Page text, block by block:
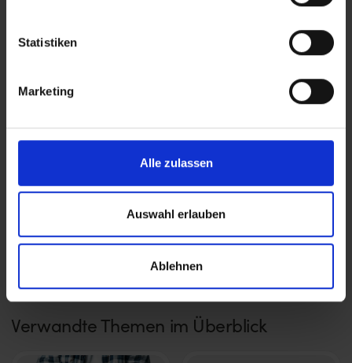
Statistiken
Marketing
Alle zulassen
Auswahl erlauben
Ablehnen
Erkunde beliebte Produktwelten
Blüten 372 Joints 27
Verwandte Themen im Überblick